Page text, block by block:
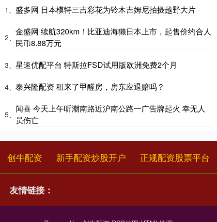
1、 盛多网 日本模特三吉彩花为铃木吉姆尼拍摄越野大片
2、
金盛网 续航320km！比亚迪海獭日本上市，起售价约合人
民币8.88万元
3、 星速优配平台 特斯拉FSD试用版欧洲免费2个月
4、 泰兴隆配资 租来了甲醛房，房东应退赔吗？
5、
闻喜 今天上午听潮南路近沪南公路一广告牌起火 幸无人
员伤亡
创牛配资 新手配资炒股开户 正规配资股票平台
友情链接：